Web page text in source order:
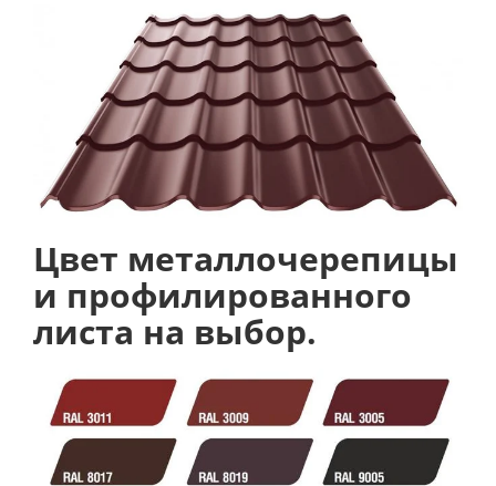
Цвет металлочерепицы
и профилированного
листа на выбор.